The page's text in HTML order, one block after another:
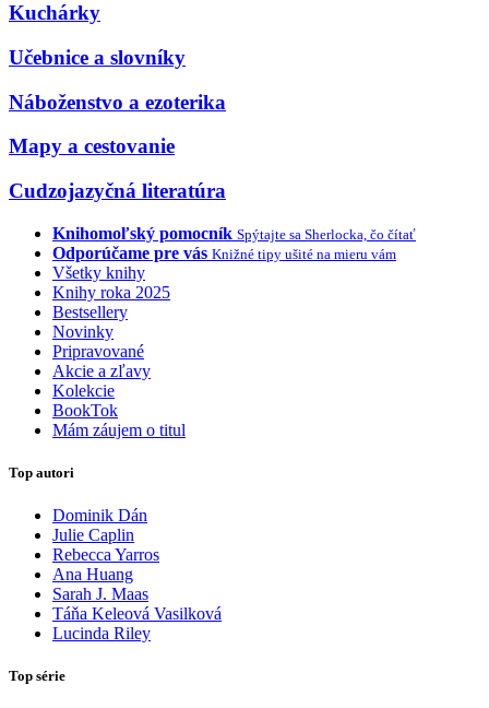
Kuchárky
Učebnice a slovníky
Náboženstvo a ezoterika
Mapy a cestovanie
Cudzojazyčná literatúra
Knihomoľský pomocník Spýtajte sa Sherlocka, čo čítať
Odporúčame pre vás Knižné tipy ušité na mieru vám
Všetky knihy
Knihy roka 2025
Bestsellery
Novinky
Pripravované
Akcie a zľavy
Kolekcie
BookTok
Mám záujem o titul
Top autori
Dominik Dán
Julie Caplin
Rebecca Yarros
Ana Huang
Sarah J. Maas
Táňa Keleová Vasilková
Lucinda Riley
Top série